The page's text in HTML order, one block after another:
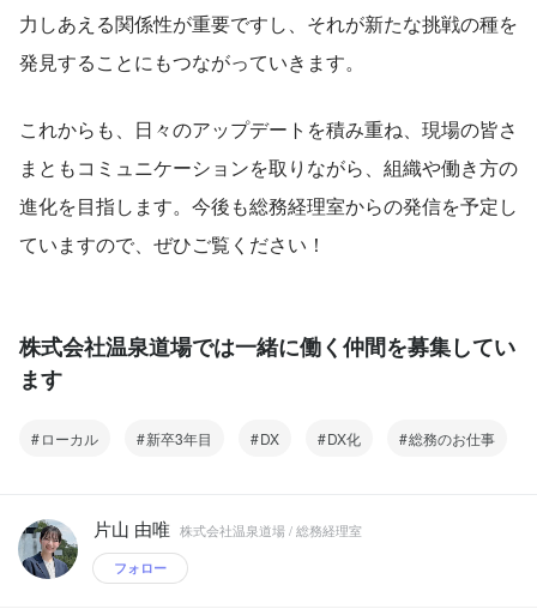
力しあえる関係性が重要ですし、それが新たな挑戦の種を
発見することにもつながっていきます。
これからも、日々のアップデートを積み重ね、現場の皆さ
まともコミュニケーションを取りながら、組織や働き方の
進化を目指します。今後も総務経理室からの発信を予定し
ていますので、ぜひご覧ください！
株式会社温泉道場では一緒に働く仲間を募集してい
ます
ローカル 新卒3年目 DX DX化 総務のお仕事
片山 由唯 株式会社温泉道場 / 総務経理室
フォロー